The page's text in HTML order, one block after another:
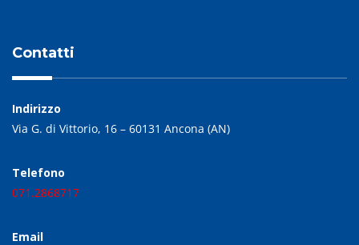
Contatti
Indirizzo
Via G. di Vittorio, 16 – 60131 Ancona (AN)
Telefono
071.2868717
Email